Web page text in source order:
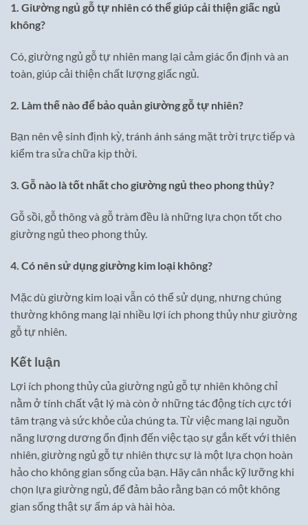
1. Giường ngủ gỗ tự nhiên có thể giúp cải thiện giấc ngủ
không?
Có, giường ngủ gỗ tự nhiên mang lại cảm giác ổn định và an
toàn, giúp cải thiện chất lượng giấc ngủ.
2. Làm thế nào để bảo quản giường gỗ tự nhiên?
Bạn nên vệ sinh định kỳ, tránh ánh sáng mặt trời trực tiếp và
kiểm tra sửa chữa kịp thời.
3. Gỗ nào là tốt nhất cho giường ngủ theo phong thủy?
Gỗ sồi, gỗ thông và gỗ tràm đều là những lựa chọn tốt cho
giường ngủ theo phong thủy.
4. Có nên sử dụng giường kim loại không?
Mặc dù giường kim loại vẫn có thể sử dụng, nhưng chúng
thường không mang lại nhiều lợi ích phong thủy như giường
gỗ tự nhiên.
Kết luận
Lợi ích phong thủy của giường ngủ gỗ tự nhiên không chỉ
nằm ở tính chất vật lý mà còn ở những tác động tích cực tới
tâm trạng và sức khỏe của chúng ta. Từ việc mang lại nguồn
năng lượng dương ổn định đến việc tạo sự gắn kết với thiên
nhiên, giường ngủ gỗ tự nhiên thực sự là một lựa chọn hoàn
hảo cho không gian sống của bạn. Hãy cân nhắc kỹ lưỡng khi
chọn lựa giường ngủ, để đảm bảo rằng bạn có một không
gian sống thật sự ấm áp và hài hòa.